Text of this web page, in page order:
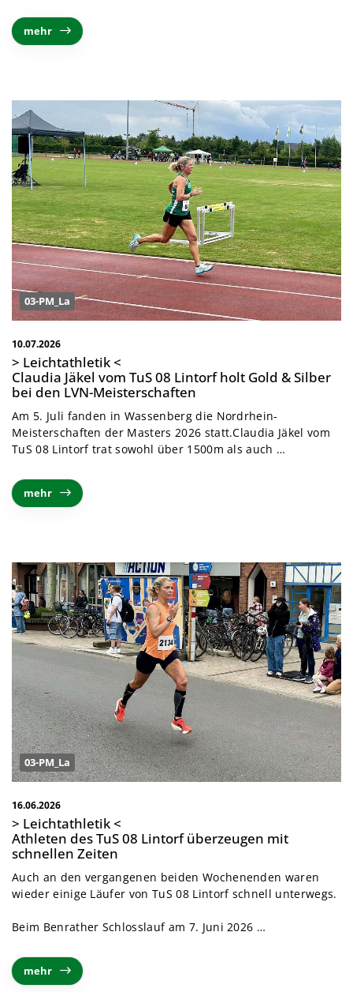
mehr
03-PM_La
10.07.2026
> Leichtathletik <
Claudia Jäkel vom TuS 08 Lintorf holt Gold & Silber
bei den LVN-Meisterschaften
Am 5. Juli fanden in Wassenberg die Nordrhein-
Meisterschaften der Masters 2026 statt.Claudia Jäkel vom
TuS 08 Lintorf trat sowohl über 1500m als auch …
mehr
03-PM_La
16.06.2026
> Leichtathletik <
Athleten des TuS 08 Lintorf überzeugen mit
schnellen Zeiten
Auch an den vergangenen beiden Wochenenden waren
wieder einige Läufer von TuS 08 Lintorf schnell unterwegs.
Beim Benrather Schlosslauf am 7. Juni 2026 …
mehr